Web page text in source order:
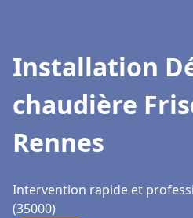
Installation
chaudière
Rennes
Intervention rapide et
(35000)